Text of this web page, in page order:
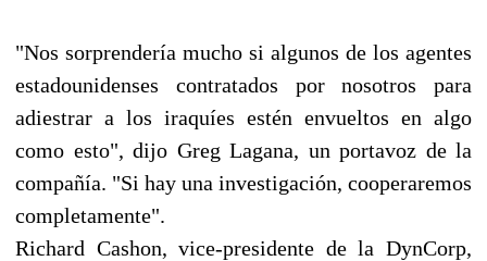
"Nos sorprendería mucho si algunos de los agentes
estadounidenses contratados por nosotros para
adiestrar a los iraquíes estén envueltos en algo
como esto", dijo Greg Lagana, un portavoz de la
compañía. "Si hay una investigación, cooperaremos
completamente".
Richard Cashon, vice-presidente de la DynCorp,